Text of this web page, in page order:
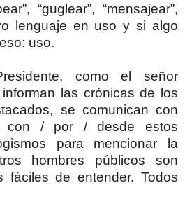
“guglear”, “mensajear”,
lenguaje en uso y si algo
uso.
como el señor
las crónicas de los
se comunican con
con / por / desde estos
para mencionar la
hombres públicos son
fáciles de entender. Todos